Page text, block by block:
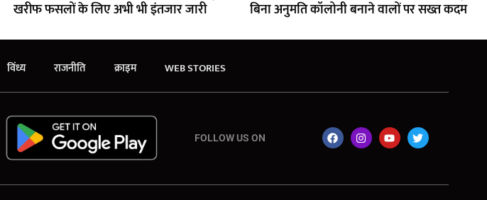
खरीफ फसलों के लिए अभी भी इंतजार जारी बिना अनुमति कॉलोनी बनाने वालों पर सख्त कदम
विंध्य राजनीति क्राइम WEB STORIES
FOLLOW US ON